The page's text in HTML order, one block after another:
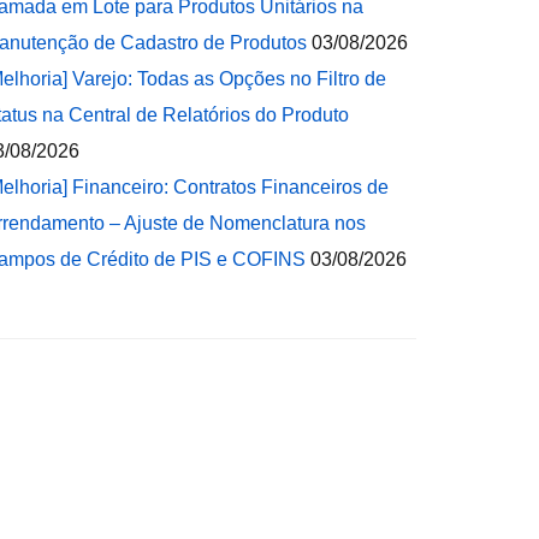
em Lote para Produtos Unitários na
de Cadastro de Produtos 03/08/2026
Varejo: Todas as Opções no Filtro de
na Central de Relatórios do Produto
08/2026
Financeiro: Contratos Financeiros de
– Ajuste de Nomenclatura nos
de Crédito de PIS e COFINS 03/08/2026